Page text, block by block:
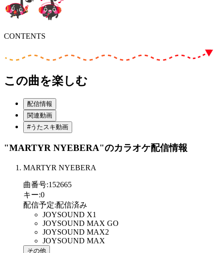
CONTENTS
この曲を楽しむ
配信情報
関連動画
#うたスキ動画
"MARTYR NYEBERA"のカラオケ配信情報
MARTYR NYEBERA
曲番号:152665
キー:0
配信予定:配信済み
JOYSOUND X1
JOYSOUND MAX GO
JOYSOUND MAX2
JOYSOUND MAX
その他